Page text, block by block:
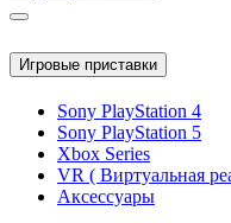
Игровые приставки
Sony PlayStation 4
Sony PlayStation 5
Xbox Series
VR ( Виртуальная
Аксессуары